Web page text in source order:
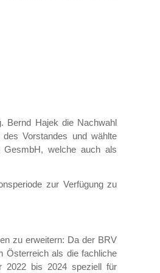
Bernd Hajek die Nachwahl
Vorstandes und wählte
GesmbH, welche auch als
zur Verfügung zu
zu erweitern: Da der BRV
Österreich als die fachliche
2022 bis 2024 speziell für